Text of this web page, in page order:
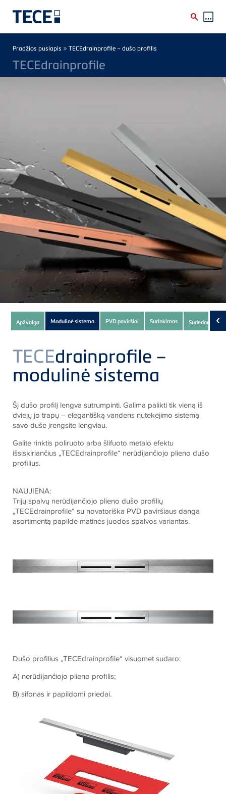
Breadcrumb
Pradžios puslapis » TECEdrainprofile – dušo profilis
TECEdrainprofile
Subnavigation
of
current
Product
Apžvalga Modulinė sistema PVD paviršiai Surinkimas Sudedamosios
‹
TECEdrainprofile –
modulinė sistema
Šį dušo profilį lengva sutrumpinti. Galima palikti tik vieną iš
dviejų jo trapų – elegantišką vandens nutekėjimo sistemą
savo duše įrengsite lengviau.
Galite rinktis poliruoto arba šlifuoto metalo efektu
išsiskiriančius „TECEdrainprofile“ nerūdijančiojo plieno dušo
profilius.
NAUJIENA:
Trijų spalvų nerūdijančiojo plieno dušo profilių
„TECEdrainprofile“ su novatoriška PVD paviršiaus danga
asortimentą papildė matinės juodos spalvos variantas.
Dušo profilius „TECEdrainprofile“ visuomet sudaro:
A) nerūdijančiojo plieno profilis;
B) sifonas ir papildomi priedai.